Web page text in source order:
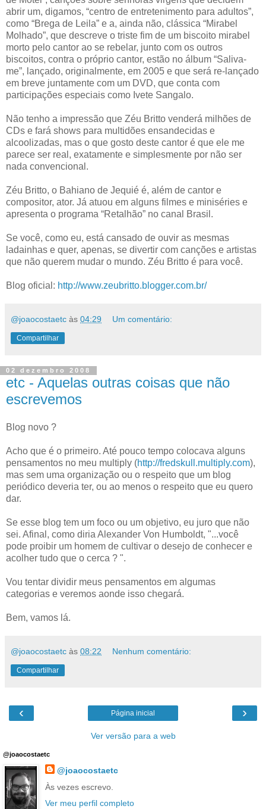
abrir um, digamos, “centro de entretenimento para adultos”,
como “Brega de Leila” e a, ainda não, clássica “Mirabel
Molhado”, que descreve o triste fim de um biscoito mirabel
morto pelo cantor ao se rebelar, junto com os outros
biscoitos, contra o próprio cantor, estão no álbum “Saliva-
me”, lançado, originalmente, em 2005 e que será re-lançado
em breve juntamente com um DVD, que conta com
participações especiais como Ivete Sangalo.
Não tenho a impressão que Zéu Britto venderá milhões de
CDs e fará shows para multidões ensandecidas e
alcoolizadas, mas o que gosto deste cantor é que ele me
parece ser real, exatamente e simplesmente por não ser
nada convencional.
Zéu Britto, o Bahiano de Jequié é, além de cantor e
compositor, ator. Já atuou em alguns filmes e miniséries e
apresenta o programa “Retalhão” no canal Brasil.
Se você, como eu, está cansado de ouvir as mesmas
ladainhas e quer, apenas, se divertir com canções e artistas
que não querem mudar o mundo. Zéu Britto é para você.
Blog oficial: http://www.zeubritto.blogger.com.br/
@joaocostaetc às 04:29 Um comentário:
Compartilhar
02 dezembro 2008
etc - Aquelas outras coisas que não
escrevemos
Blog novo ?
Acho que é o primeiro. Até pouco tempo colocava alguns
pensamentos no meu multiply (http://fredskull.multiply.com),
mas sem uma organização ou o respeito que um blog
periódico deveria ter, ou ao menos o respeito que eu quero
dar.
Se esse blog tem um foco ou um objetivo, eu juro que não
sei. Afinal, como diria Alexander Von Humboldt, "...você
pode proibir um homem de cultivar o desejo de conhecer e
acolher tudo que o cerca ? ".
Vou tentar dividir meus pensamentos em algumas
categorias e veremos aonde isso chegará.
Bem, vamos lá.
@joaocostaetc às 08:22 Nenhum comentário:
Compartilhar
‹ ›
Página inicial
Ver versão para a web
@joaocostaetc
@joaocostaetc
Às vezes escrevo.
Ver meu perfil completo